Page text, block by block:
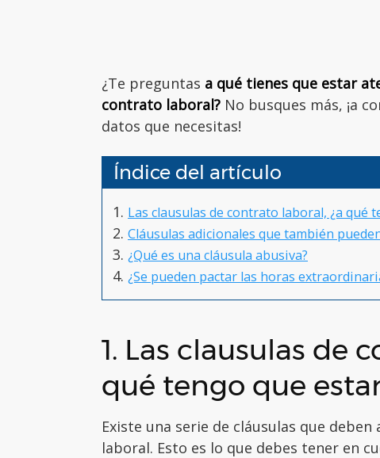
¿Te preguntas a qué tienes que estar
contrato laboral? No busques más, ¡a
datos que necesitas!
Índice del artículo
Las clausulas de contrato laboral, ¿a qué
Cláusulas adicionales que también
¿Qué es una cláusula abusiva?
¿Se pueden pactar las horas
1. Las clausulas de
qué tengo que
Existe una serie de cláusulas que
laboral. Esto es lo que debes tener en